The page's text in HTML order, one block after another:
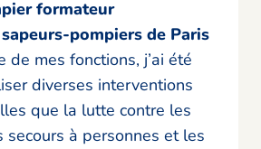
formateur
pompiers de Paris
de mes fonctions, j’ai été
diverses interventions
que la lutte contre les
secours à personnes et les